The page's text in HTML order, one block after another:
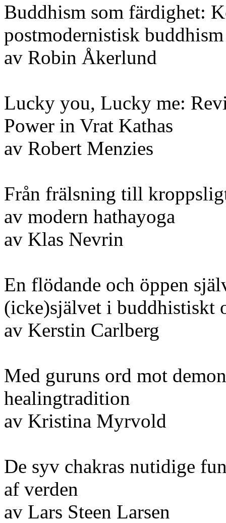
Buddhism som färdighet:
postmodernistisk buddhism
av Robin Åkerlund
Lucky you, Lucky me:
Power in Vrat Kathas
av Robert Menzies
Från frälsning till
av modern hathayoga
av Klas Nevrin
En flödande och öppen
(icke)självet i buddhistiskt
av Kerstin Carlberg
Med guruns ord mot
healingtradition
av Kristina Myrvold
De syv chakras nutidige
af verden
av Lars Steen Larsen